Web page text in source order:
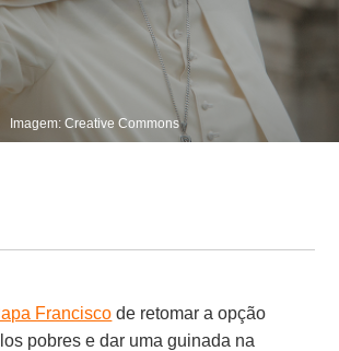
Imagem: Creative Commons
Francisco de retomar a opção
pobres e dar uma guinada na